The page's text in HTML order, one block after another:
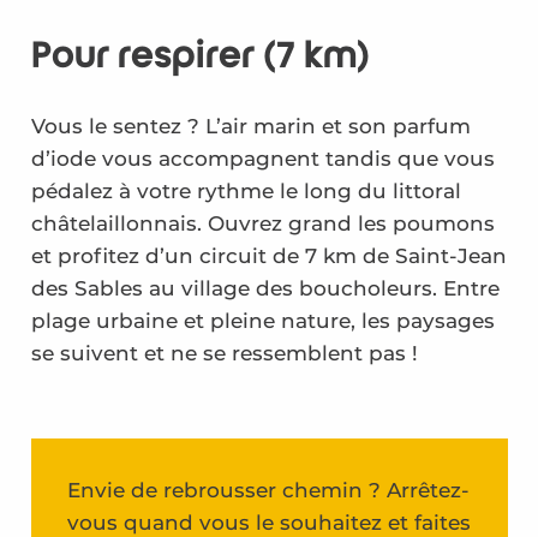
Circuit de la réserve naturelle
Circuit 30km
La Vélodyssée
Pour respirer (7 km)
Vous le sentez ? L’air marin et son parfum
d’iode vous accompagnent tandis que vous
pédalez à votre rythme le long du littoral
châtelaillonnais. Ouvrez grand les poumons
et profitez d’un circuit de 7 km de Saint-Jean
des Sables au village des boucholeurs. Entre
plage urbaine et pleine nature, les paysages
se suivent et ne se ressemblent pas !
Envie de rebrousser chemin ? Arrêtez-
vous quand vous le souhaitez et faites